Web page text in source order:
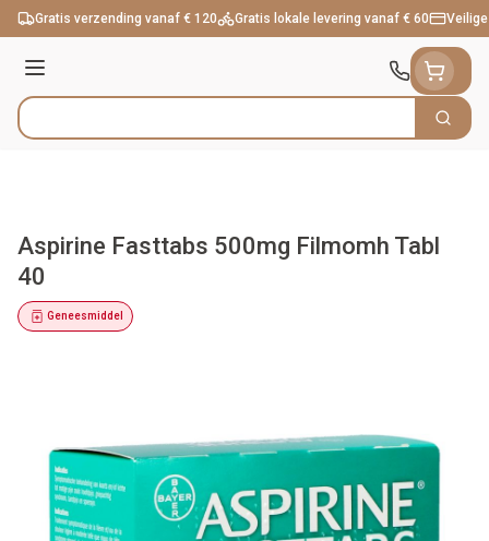
Ga naar de inhoud
Gratis verzending vanaf € 120 Gratis lokale levering vanaf € 60
Menu
Product, merk, categorie... Zoek
Aspirine Fasttabs 500mg Filmomh Tabl
40
Geneesmiddel